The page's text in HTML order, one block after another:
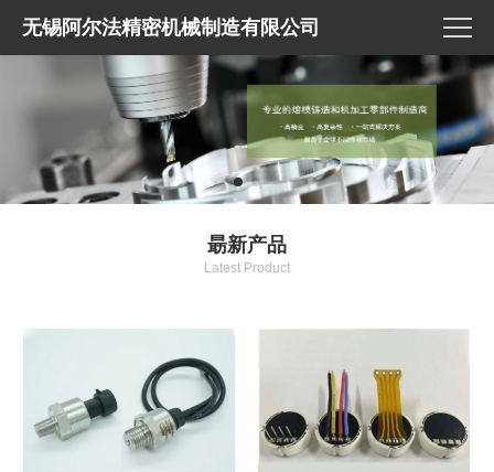
无锡阿尔法精密机械制造有限公司
朂新产品
Latest Product